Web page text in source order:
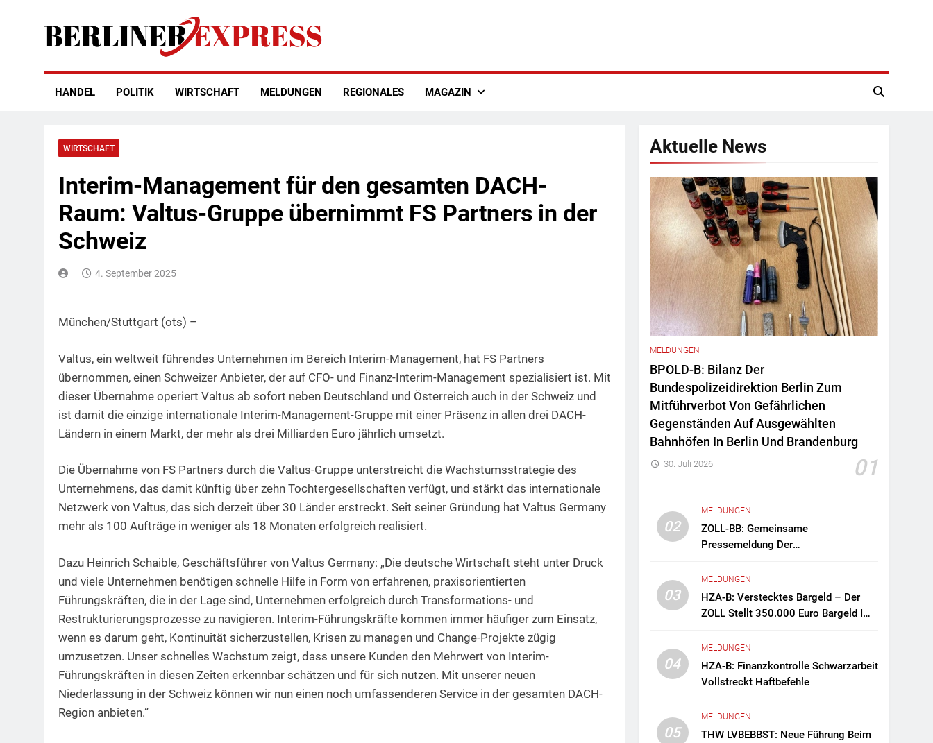
Berliner Express
HANDEL POLITIK WIRTSCHAFT MELDUNGEN REGIONALES MAGAZIN
WIRTSCHAFT
Interim-Management für den gesamten DACH-
Raum: Valtus-Gruppe übernimmt FS Partners in der
Schweiz
4. September 2025
München/Stuttgart (ots) –
Valtus, ein weltweit führendes Unternehmen im Bereich Interim-Management, hat FS Partners
übernommen, einen Schweizer Anbieter, der auf CFO- und Finanz-Interim-Management spezialisiert ist. Mit
dieser Übernahme operiert Valtus ab sofort neben Deutschland und Österreich auch in der Schweiz und
ist damit die einzige internationale Interim-Management-Gruppe mit einer Präsenz in allen drei DACH-
Ländern in einem Markt, der mehr als drei Milliarden Euro jährlich umsetzt.
Die Übernahme von FS Partners durch die Valtus-Gruppe unterstreicht die Wachstumsstrategie des
Unternehmens, das damit künftig über zehn Tochtergesellschaften verfügt, und stärkt das internationale
Netzwerk von Valtus, das sich derzeit über 30 Länder erstreckt. Seit seiner Gründung hat Valtus Germany
mehr als 100 Aufträge in weniger als 18 Monaten erfolgreich realisiert.
Dazu Heinrich Schaible, Geschäftsführer von Valtus Germany: „Die deutsche Wirtschaft steht unter Druck
und viele Unternehmen benötigen schnelle Hilfe in Form von erfahrenen, praxisorientierten
Führungskräften, die in der Lage sind, Unternehmen erfolgreich durch Transformations- und
Restrukturierungsprozesse zu navigieren. Interim-Führungskräfte kommen immer häufiger zum Einsatz,
wenn es darum geht, Kontinuität sicherzustellen, Krisen zu managen und Change-Projekte zügig
umzusetzen. Unser schnelles Wachstum zeigt, dass unsere Kunden den Mehrwert von Interim-
Führungskräften in diesen Zeiten erkennbar schätzen und für sich nutzen. Mit unserer neuen
Niederlassung in der Schweiz können wir nun einen noch umfassenderen Service in der gesamten DACH-
Region anbieten.“
Aktuelle News
MELDUNGEN
BPOLD-B: Bilanz Der
Bundespolizeidirektion Berlin Zum
Mitführverbot Von Gefährlichen
Gegenständen Auf Ausgewählten
Bahnhöfen In Berlin Und Brandenburg
01
30. Juli 2026
02
MELDUNGEN
ZOLL-BB: Gemeinsame
Pressemeldung Der
Zollfahndungsamtes Berlin-
Brandenburg Zollfahndung Hebt
Mutmaßliches Drogenlabor Aus
03
MELDUNGEN
HZA-B: Verstecktes Bargeld – Der
ZOLL Stellt 350.000 Euro Bargeld Im
04
MELDUNGEN
HZA-B: Finanzkontrolle Schwarzarbeit
Vollstreckt Haftbefehle
05
MELDUNGEN
THW LVBEBBST: Neue Führung Beim